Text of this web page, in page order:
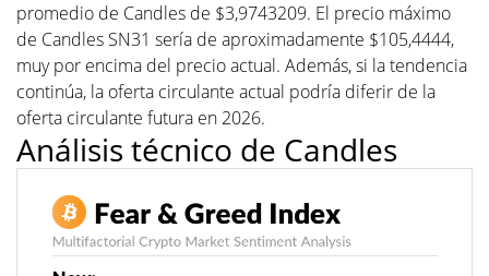
promedio de Candles de $3,9743209. El precio máximo
de Candles SN31 sería de aproximadamente $105,4444,
muy por encima del precio actual. Además, si la tendencia
continúa, la oferta circulante actual podría diferir de la
oferta circulante futura en 2026.
Análisis técnico de Candles